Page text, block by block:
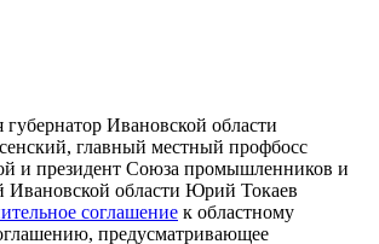
Ивановской области
главный местный профбосс
и президент Союза промышленников и
Ивановской области Юрий Токаев
соглашение к областному
предусматривающее